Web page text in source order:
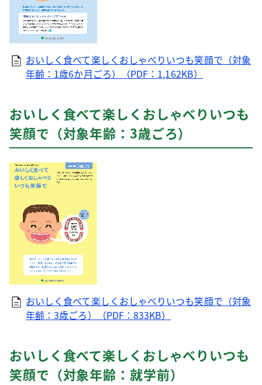
おいしく食べて楽しくおしゃべりいつも笑顔で（対象
年齢：1歳6か月ごろ）（PDF：1,162KB）
おいしく食べて楽しくおしゃべりいつも
笑顔で（対象年齢：3歳ごろ）
おいしく食べて楽しくおしゃべりいつも笑顔で（対象
年齢：3歳ごろ）（PDF：833KB）
おいしく食べて楽しくおしゃべりいつも
笑顔で（対象年齢：就学前）